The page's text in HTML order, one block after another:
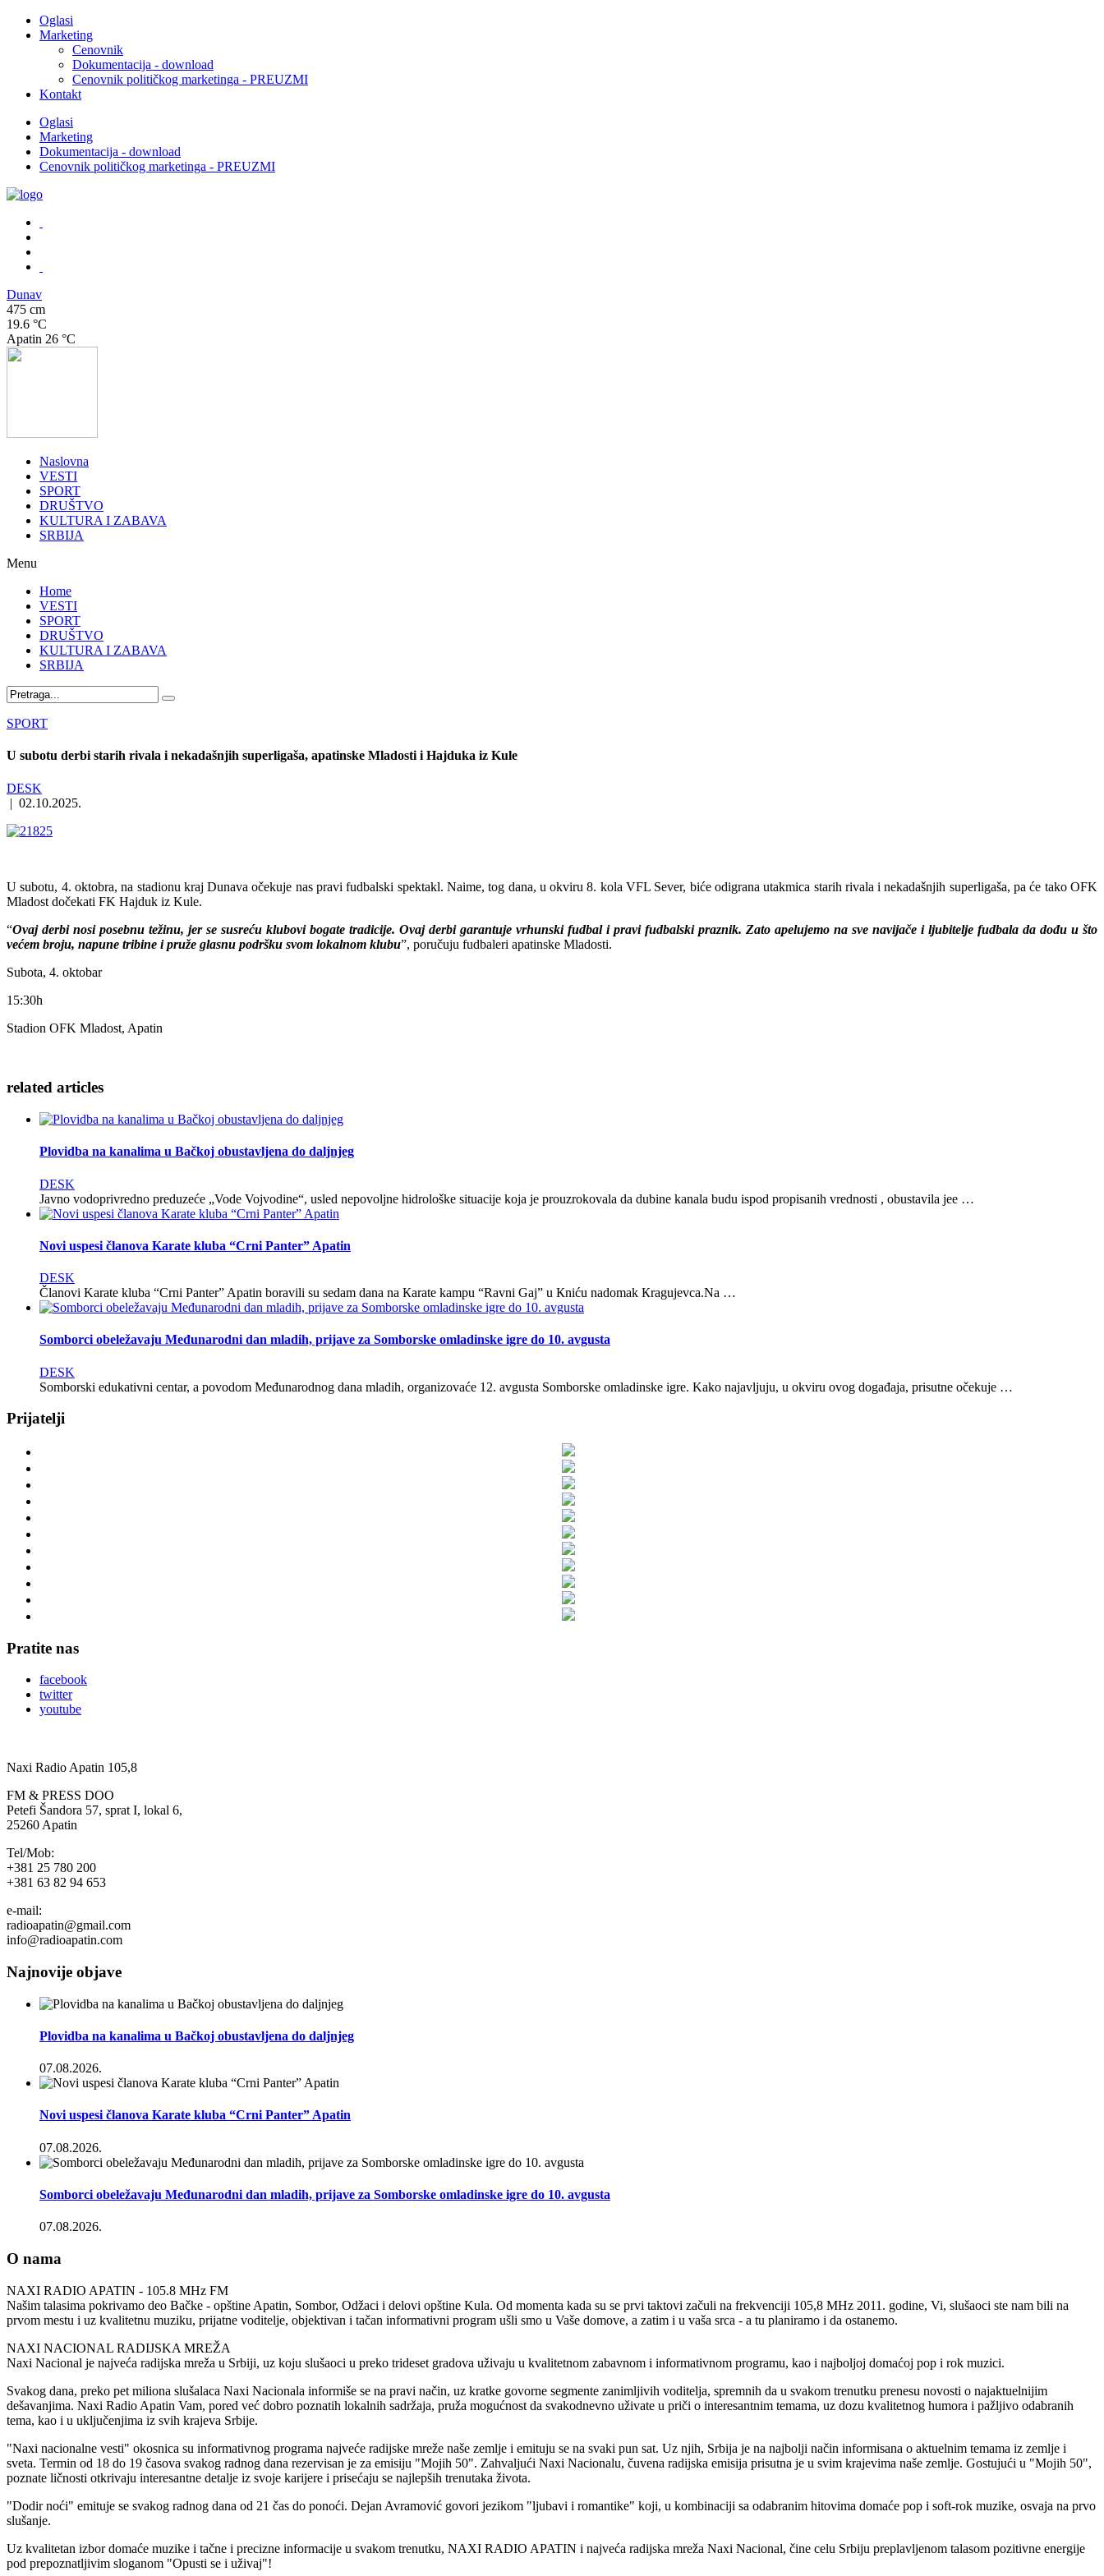
Oglasi
Marketing
Cenovnik
Dokumentacija - download
Cenovnik političkog marketinga - PREUZMI
Kontakt
Oglasi
Marketing
Dokumentacija - download
Cenovnik političkog marketinga - PREUZMI
Dunav
475 cm
19.6 °C
Apatin 26 °C
Naslovna
VESTI
SPORT
DRUŠTVO
KULTURA I ZABAVA
SRBIJA
Menu
Home
VESTI
SPORT
DRUŠTVO
KULTURA I ZABAVA
SRBIJA
SPORT
U subotu derbi starih rivala i nekadašnjih superligaša, apatinske Mladosti i Hajduka iz Kule
DESK
| 02.10.2025.
U subotu, 4. oktobra, na stadionu kraj Dunava očekuje nas pravi fudbalski spektakl. Naime, tog dana, u okviru 8. kola VFL Sever, biće odigrana utakmica starih rivala i nekadašnjih superligaša, pa će tako OFK
Mladost dočekati FK Hajduk iz Kule.
“Ovaj derbi nosi posebnu težinu, jer se susreću klubovi bogate tradicije. Ovaj derbi garantuje vrhunski fudbal i pravi fudbalski praznik. Zato apelujemo na sve navijače i ljubitelje fudbala da dođu u što
većem broju, napune tribine i pruže glasnu podršku svom lokalnom klubu”, poručuju fudbaleri apatinske Mladosti.
Subota, 4. oktobar
15:30h
Stadion OFK Mladost, Apatin
related articles
Plovidba na kanalima u Bačkoj obustavljena do daljnjeg
DESK
Javno vodoprivredno preduzeće „Vode Vojvodine“, usled nepovoljne hidrološke situacije koja je prouzrokovala da dubine kanala budu ispod propisanih vrednosti , obustavila jee …
Novi uspesi članova Karate kluba “Crni Panter” Apatin
DESK
Članovi Karate kluba “Crni Panter” Apatin boravili su sedam dana na Кarate kampu “Ravni Gaj” u Кniću nadomak Кragujevca.Na …
Somborci obeležavaju Međunarodni dan mladih, prijave za Somborske omladinske igre do 10. avgusta
DESK
Somborski edukativni centar, a povodom Međunarodnog dana mladih, organizovaće 12. avgusta Somborske omladinske igre. Kako najavljuju, u okviru ovog događaja, prisutne očekuje …
Prijatelji
Pratite nas
facebook
twitter
youtube
Naxi Radio Apatin 105,8
FM & PRESS DOO
Petefi Šandora 57, sprat I, lokal 6,
25260 Apatin
Tel/Mob:
+381 25 780 200
+381 63 82 94 653
e-mail:
radioapatin@gmail.com
info@radioapatin.com
Najnovije objave
Plovidba na kanalima u Bačkoj obustavljena do daljnjeg
07.08.2026.
Novi uspesi članova Karate kluba “Crni Panter” Apatin
07.08.2026.
Somborci obeležavaju Međunarodni dan mladih, prijave za Somborske omladinske igre do 10. avgusta
07.08.2026.
O nama
NAXI RADIO APATIN - 105.8 MHz FM
Našim talasima pokrivamo deo Bačke - opštine Apatin, Sombor, Odžaci i delovi opštine Kula. Od momenta kada su se prvi taktovi začuli na frekvenciji 105,8 MHz 2011. godine, Vi, slušaoci ste nam bili na
prvom mestu i uz kvalitetnu muziku, prijatne voditelje, objektivan i tačan informativni program ušli smo u Vaše domove, a zatim i u vaša srca - a tu planiramo i da ostanemo.
NAXI NACIONAL RADIJSKA MREŽA
Naxi Nacional je najveća radijska mreža u Srbiji, uz koju slušaoci u preko trideset gradova uživaju u kvalitetnom zabavnom i informativnom programu, kao i najboljoj domaćoj pop i rok muzici.
Svakog dana, preko pet miliona slušalaca Naxi Nacionala informiše se na pravi način, uz kratke govorne segmente zanimljivih voditelja, spremnih da u svakom trenutku prenesu novosti o najaktuelnijim
dešavanjima. Naxi Radio Apatin Vam, pored već dobro poznatih lokalnih sadržaja, pruža mogućnost da svakodnevno uživate u priči o interesantnim temama, uz dozu kvalitetnog humora i pažljivo odabranih
tema, kao i u uključenjima iz svih krajeva Srbije.
"Naxi nacionalne vesti" okosnica su informativnog programa najveće radijske mreže naše zemlje i emituju se na svaki pun sat. Uz njih, Srbija je na najbolji način informisana o aktuelnim temama iz zemlje i
sveta. Termin od 18 do 19 časova svakog radnog dana rezervisan je za emisiju "Mojih 50". Zahvaljući Naxi Nacionalu, čuvena radijska emisija prisutna je u svim krajevima naše zemlje. Gostujući u "Mojih 50",
poznate ličnosti otkrivaju interesantne detalje iz svoje karijere i prisećaju se najlepših trenutaka života.
"Dodir noći" emituje se svakog radnog dana od 21 čas do ponoći. Dejan Avramović govori jezikom "ljubavi i romantike" koji, u kombinaciji sa odabranim hitovima domaće pop i soft-rok muzike, osvaja na prvo
slušanje.
Uz kvalitetan izbor domaće muzike i tačne i precizne informacije u svakom trenutku, NAXI RADIO APATIN i najveća radijska mreža Naxi Nacional, čine celu Srbiju preplavljenom talasom pozitivne energije
pod prepoznatljivim sloganom "Opusti se i uživaj"!